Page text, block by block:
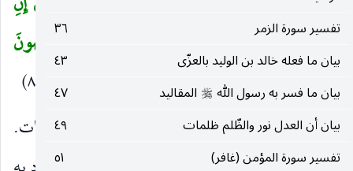
تفسير سورة الزمر
٣٦
بيان ما فعله خالد بن الوليد بالعزّى
٤٣
بيان ما فسر به رسول الله صلى‌الله‌عليه‌وسلم المقاليد
٤٧
بيان أن العدل نور والظّلم ظلمات
٤٩
تفسير سورة المؤمن (غافر)
٥١
افْتَرَيْتُهُ فَلا تَمْلِكُونَ لِي مِنَ اللهِ شَيْئاً هُوَ أَعْلَمُ بِما تُفِيضُونَ
فِيهِ كَفى بِهِ شَهِيداً بَيْنِي وَبَيْنَكُمْ وَهُوَ الْغَفُورُ الرَّحِيمُ
(وَإِذا تُتْلى عَلَيْهِمْ آياتُنا بَيِّناتٍ واضحات أو مبينات.
(